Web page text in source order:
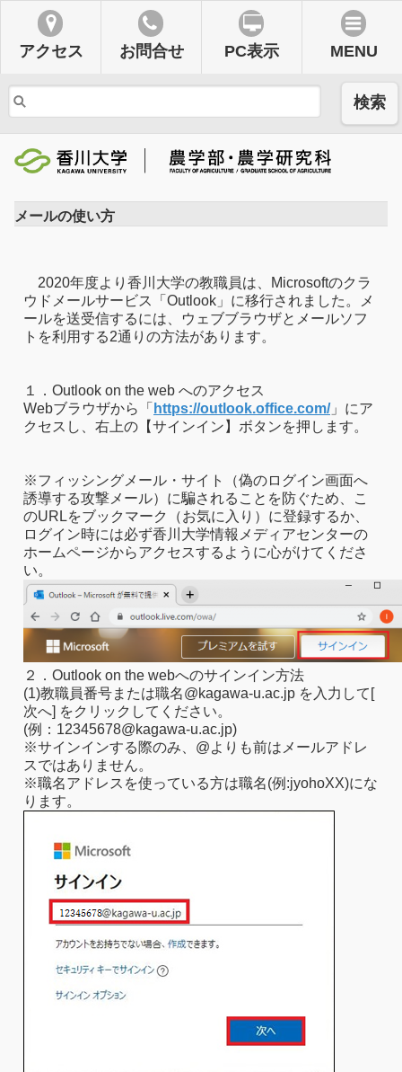
アクセス お問合せ PC表示 MENU
検索
メールの使い方
2020年度より香川大学の教職員は、Microsoftのクラ
ウドメールサービス「Outlook」に移行されました。メ
ールを送受信するには、ウェブブラウザとメールソフ
トを利用する2通りの方法があります。
１．Outlook on the web へのアクセス
Webブラウザから「 https://outlook.office.com/」にア
クセスし、右上の【サインイン】ボタンを押します。
※フィッシングメール・サイト（偽のログイン画面へ
誘導する攻撃メール）に騙されることを防ぐため、こ
のURLをブックマーク（お気に入り）に登録するか、
ログイン時には必ず香川大学情報メディアセンターの
ホームページからアクセスするように心がけてくださ
い。
２．Outlook on the webへのサインイン方法
(1)教職員番号または職名@kagawa-u.ac.jp を入力して[
次へ] をクリックしてください。
(例：12345678@kagawa-u.ac.jp)
※サインインする際のみ、@よりも前はメールアドレ
スではありません。
※職名アドレスを使っている方は職名(例:jyohoXX)にな
ります。